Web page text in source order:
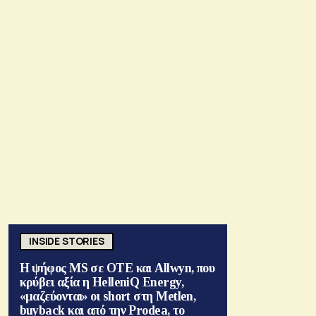
INSIDE STORIES
Η ψήφος MS σε ΟΤΕ και Allwyn, που
κρύβει αξία η HelleniQ Energy,
«μαζεύονται» οι short στη Metlen,
buyback και από την Prodea, το